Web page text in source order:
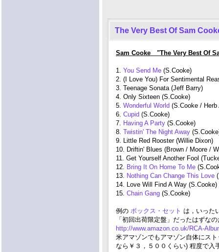
The Very Best Of Sam
Sam Cooke "The Very Best Of
1. You Send Me (S.Cooke)
2. (I Love You) For Sentimental
3. Teenage Sonata (Jeff Barry)
4. Only Sixteen (S.Cooke)
5. Wonderful World (S.Cooke / Herb
6. Cupid (S.Cooke)
7. Having A Party (S.Cooke)
8. Twistin' The Night Away
9. Little Red Rooster (Willie Dixon)
10. Driftin' Blues (Brown / Moore /
11. Get Yourself Another Fool
12. Bring It On Home To Me
13. Nothing Can Change This Love
14. Love Will Find A Way (S.Cooke)
15. Chain Gang (S.Cooke)
例の ボックス・セット は，いった
「初回出荷限定盤」だったはずな
http://www.amazon.co.uk/RCA-
米アマゾンでもアマゾン自体にス
なら￥３，５００くらい) 程度で入